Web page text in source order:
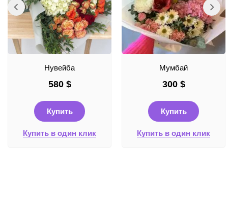
Нувейба
580 $
Купить
Купить в один клик
Мумбай
300 $
Купить
Купить в один клик